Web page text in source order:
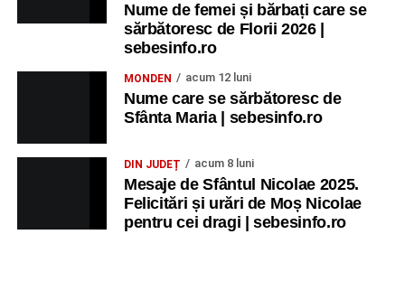
Nume de femei și bărbați care se
sărbătoresc de Florii 2026 |
sebesinfo.ro
MONDEN acum 12 luni
Nume care se sărbătoresc de
Sfânta Maria | sebesinfo.ro
DIN JUDEȚ acum 8 luni
Mesaje de Sfântul Nicolae 2025.
Felicitări și urări de Moș Nicolae
pentru cei dragi | sebesinfo.ro